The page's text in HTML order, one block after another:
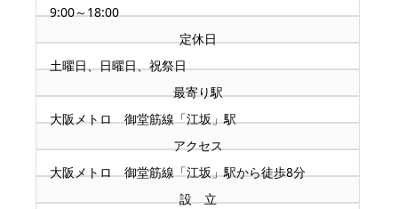
9:00～18:00
定休日
土曜日、日曜日、祝祭日
最寄り駅
大阪メトロ 御堂筋線「江坂」駅
アクセス
大阪メトロ 御堂筋線「江坂」駅から徒歩8分
設 立